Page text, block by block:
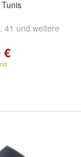
Tunis
, 41 und weitere
€